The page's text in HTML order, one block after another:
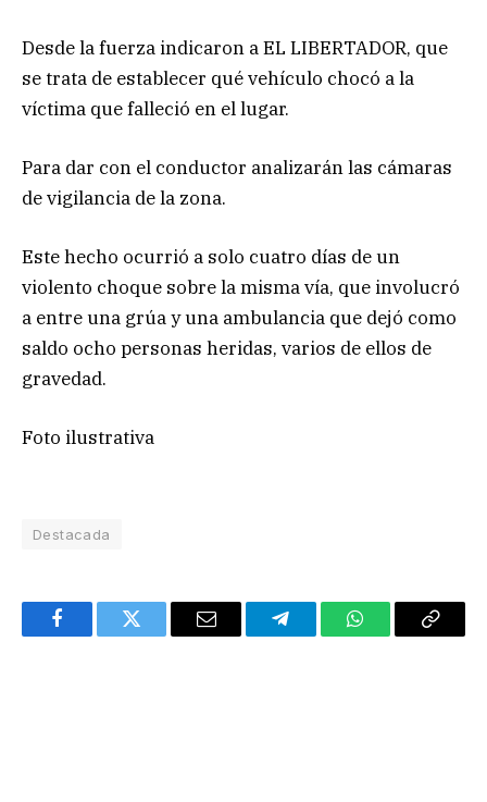
Desde la fuerza indicaron a EL LIBERTADOR, que
se trata de establecer qué vehículo chocó a la
víctima que falleció en el lugar.
Para dar con el conductor analizarán las cámaras
de vigilancia de la zona.
Este hecho ocurrió a solo cuatro días de un
violento choque sobre la misma vía, que involucró
a entre una grúa y una ambulancia que dejó como
saldo ocho personas heridas, varios de ellos de
gravedad.
Foto ilustrativa
Destacada
FacebookTwitter Email TelegramWhatsAppCopy